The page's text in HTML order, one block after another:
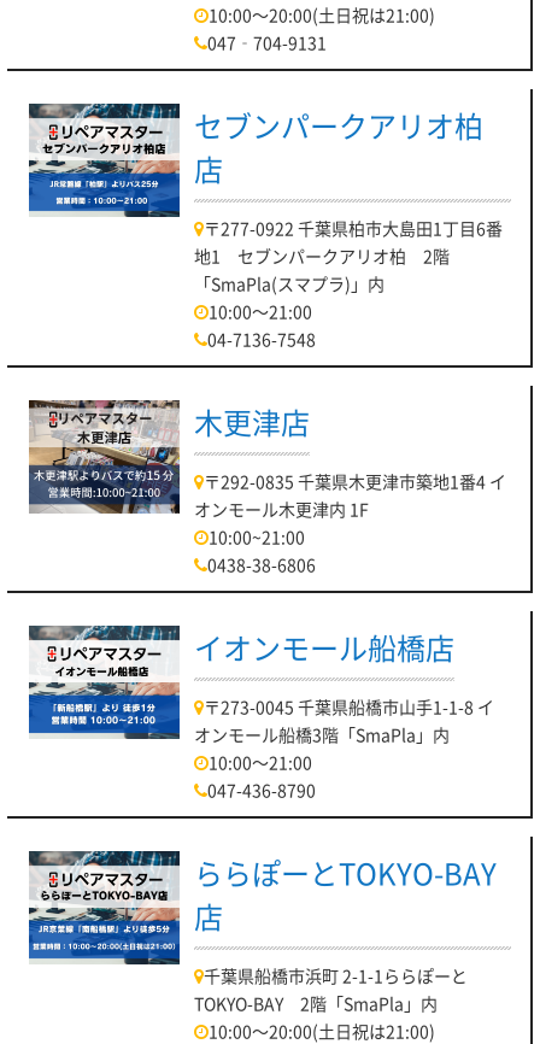
10:00～20:00(土日祝は21:00)
047‐704-9131
セブンパークアリオ柏
店
〒277-0922 千葉県柏市大島田1丁目6番
地1 セブンパークアリオ柏 2階
「SmaPla(スマプラ)」内
10:00～21:00
04-7136-7548
木更津店
〒292-0835 千葉県木更津市築地1番4 イ
オンモール木更津内 1F
10:00~21:00
0438-38-6806
イオンモール船橋店
〒273-0045 千葉県船橋市山手1-1-8 イ
オンモール船橋3階「SmaPla」内
10:00～21:00
047-436-8790
ららぽーとTOKYO-BAY
店
千葉県船橋市浜町 2-1-1ららぽーと
TOKYO-BAY 2階「SmaPla」内
10:00～20:00(土日祝は21:00)